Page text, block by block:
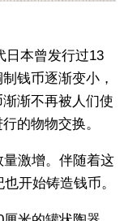
日本曾发行过13
钱币逐渐变小，
渐不再被人们使
的物物交换。
激增。伴随着这
开始铸造钱币。